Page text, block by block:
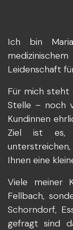
Ich bin
Leidenschaft
Für mich steht
Stelle – noch
Kundinnen
Ziel ist es,
Ihnen eine
Viele meiner
Fellbach,
Schorndorf,
gefragt sind